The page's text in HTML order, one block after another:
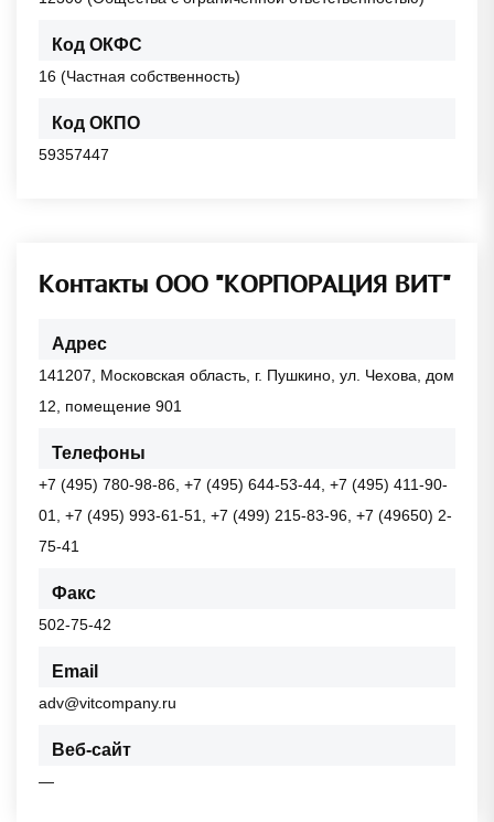
Код ОКФС
16 (Частная собственность)
Код ОКПО
59357447
Контакты ООО "КОРПОРАЦИЯ ВИТ"
Адрес
141207, Московская область, г. Пушкино, ул. Чехова, дом
12, помещение 901
Телефоны
+7 (495) 780-98-86, +7 (495) 644-53-44, +7 (495) 411-90-
01, +7 (495) 993-61-51, +7 (499) 215-83-96, +7 (49650) 2-
75-41
Факс
502-75-42
Email
adv@vitcompany.ru
Веб-сайт
—